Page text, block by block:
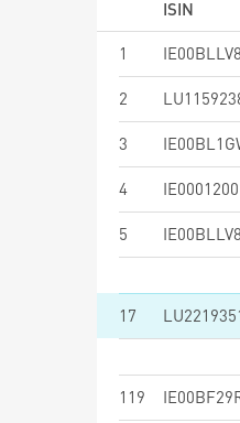
ISIN
1
2
3
4
5
17
119